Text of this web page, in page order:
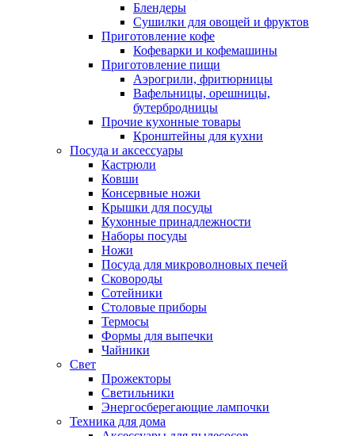
Блендеры
Сушилки для овощей и фруктов
Приготовление кофе
Кофеварки и кофемашины
Приготовление пищи
Аэрогрили, фритюрницы
Вафельницы, орешницы,
бутербродницы
Прочие кухонные товары
Кронштейны для кухни
Посуда и аксессуары
Кастрюли
Ковши
Консервные ножи
Крышки для посуды
Кухонные принадлежности
Наборы посуды
Ножи
Посуда для микроволновых печей
Сковороды
Сотейники
Столовые приборы
Термосы
Формы для выпечки
Чайники
Свет
Прожекторы
Светильники
Энергосберегающие лампочки
Техника для дома